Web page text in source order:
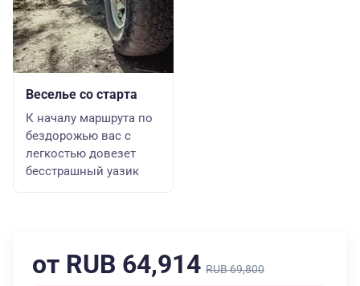
Веселье со старта
К началу маршрута по
бездорожью вас с
легкостью довезет
бесстрашный уазик
от RUB 64,914 RUB 69,800